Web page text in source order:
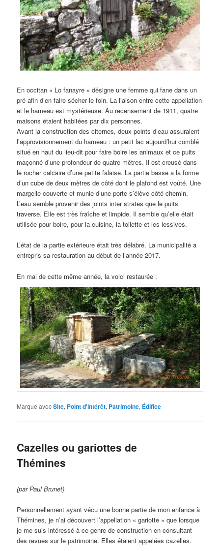
En occitan « Lo fanayre » désigne une femme qui fane dans un
pré afin d’en faire sécher le foin. La liaison entre cette appellation
et le hameau est mystérieuse. Au recensement de 1911, quatre
maisons étaient habitées par dix personnes.
Avant la construction des citernes, deux points d’eau assuraient
l’approvisionnement du hameau : un petit lac aujourd’hui comblé
situé en haut du lieu-dit pour faire boire les animaux et ce puits
maçonné d’une profondeur de quatre mètres. Il est creusé dans
le rocher calcaire d’une petite falaise. La partie basse a la forme
d’un cube de deux mètres de côté dont le plafond est voûté. Une
margelle couverte et munie d’une porte s’élève côté chemin.
L’eau semble provenir des joints inter strates que le puits
traverse. Elle est très fraîche et limpide. Il semble qu’elle était
utilisée pour boire, pour la cuisine, la toilette et les lessives.
L’état de la partie extérieure était très délabré. La municipalité a
entrepris sa restauration au début de l’année 2017.
En mai de cette même année, la voici restaurée :
Marqué avecSite, Point d'intérêt, Patrimoine, Édifice
Cazelles ou gariottes de
Thémines
(par Paul Brunet)
Personnellement ayant vécu une bonne partie de mon enfance à
Thémines, je n’ai découvert l’appellation « gariotte » que lorsque
je me suis intéressé à ce genre de construction en consultant
des revues sur le patrimoine. Elles étaient appelées cazelles.